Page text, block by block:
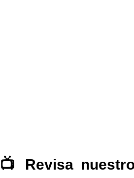
📺 Revisa